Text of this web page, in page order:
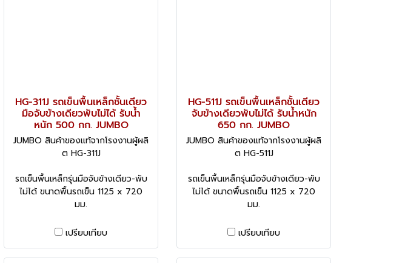
HG-311J รถเข็นพื้นเหล็กชั้นเดียว
มือจับข้างเดียวพับไม่ได้ รับน้ำ
หนัก 500 กก. JUMBO
JUMBO สินค้าของแท้จากโรงงานผู้ผลิ
ต HG-311J
รถเข็นพื้นเหล็กรุ่นมือจับข้างเดียว-พับ
ไม่ได้ ขนาดพื้นรถเข็น 1125 x 720
มม.
เปรียบเทียบ
HG-511J รถเข็นพื้นเหล็กชั้นเดียว
จับข้างเดียวพับไม่ได้ รับน้ำหนัก
650 กก. JUMBO
JUMBO สินค้าของแท้จากโรงงานผู้ผลิ
ต HG-511J
รถเข็นพื้นเหล็กรุ่นมือจับข้างเดียว-พับ
ไม่ได้ ขนาดพื้นรถเข็น 1125 x 720
มม.
เปรียบเทียบ